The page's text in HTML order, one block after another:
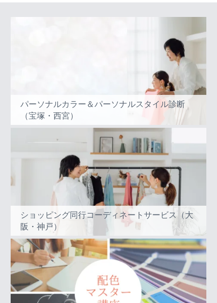
パーソナルカラー＆パーソナルスタイル診断
（宝塚・西宮）
ショッピング同行コーディネートサービス（大
阪・神戸）